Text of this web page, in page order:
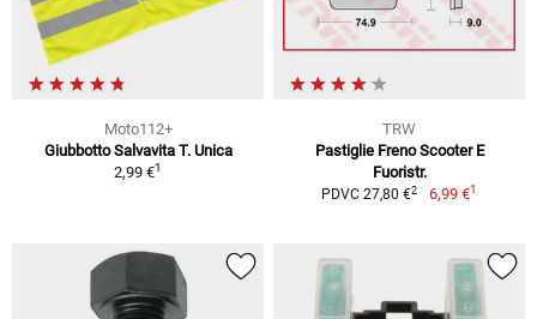
Moto112+
Giubbotto Salvavita T. Unica
2,99 €1
TRW
Pastiglie Freno Scooter E
Fuoristr.
PDVC 27,80 €2 6,99 €1